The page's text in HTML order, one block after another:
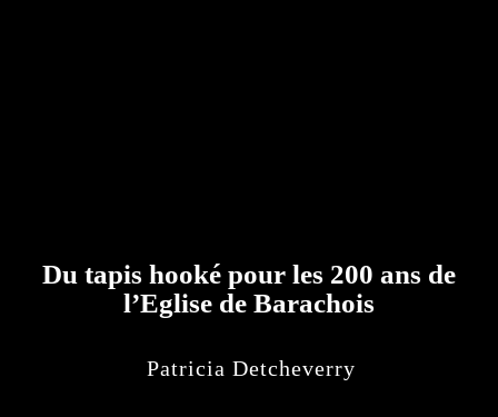
Du tapis hooké pour les 200 ans de
l’Eglise de Barachois
Patricia Detcheverry